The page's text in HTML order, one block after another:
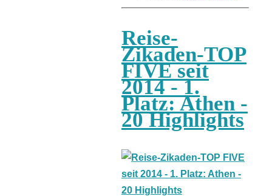
Reise-
Zikaden-TOP
FIVE seit
2014 - 1.
Platz: Athen -
20 Highlights